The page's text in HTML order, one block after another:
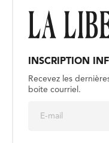
INSCRIPTION
Recevez les
boite courriel.